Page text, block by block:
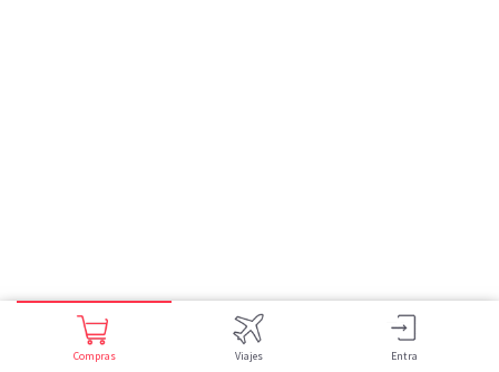
Compras Viajes Entra